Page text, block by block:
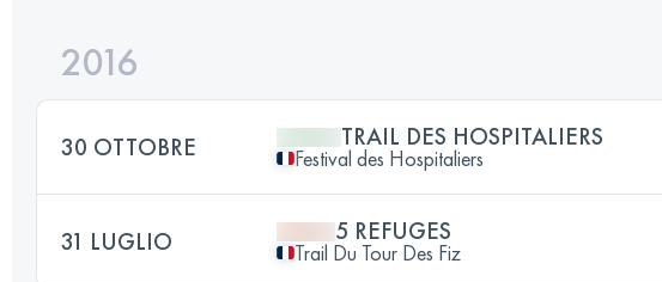
2016
30 OTTOBRE TRAIL DES HOSPITALIERS
Festival des Hospitaliers
31 LUGLIO 5 REFUGES
Trail Du Tour Des Fiz